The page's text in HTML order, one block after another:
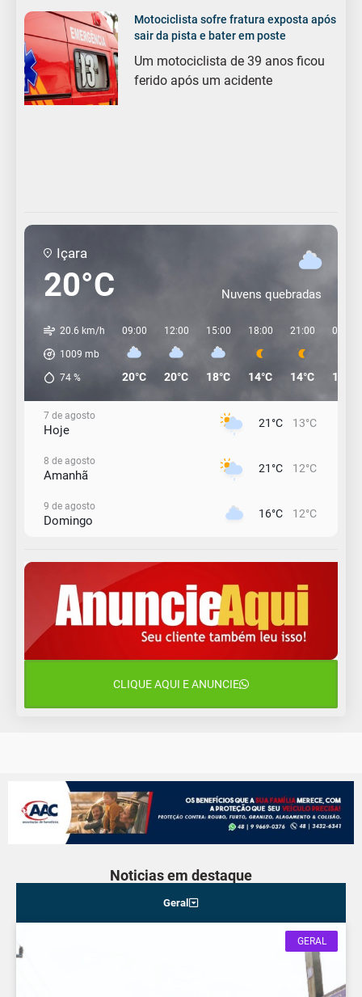
Motociclista sofre fratura exposta após
sair da pista e bater em poste
Um motociclista de 39 anos ficou
ferido após um acidente
Içara
20°C Nuvens quebradas
20.6 km/h
1009 mb
74 %
09:00
20°C
12:00
20°C
15:00
18°C
18:00
14°C
21:00
14°C
00:00
13°C
7 de agosto
Hoje 21°C 13°C
8 de agosto
Amanhã 21°C 12°C
9 de agosto
Domingo 16°C 12°C
Segunda-Feira 15°C 11°C
11 de agosto
Terça-Feira
Quarta-Feira
CLIQUE AQUI E ANUNCIE
Noticias em destaque
Geral
GERAL